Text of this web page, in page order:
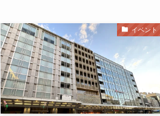
イベント